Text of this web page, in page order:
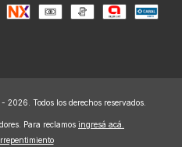
Todos los derechos reservados.
Para reclamos ingresá acá.